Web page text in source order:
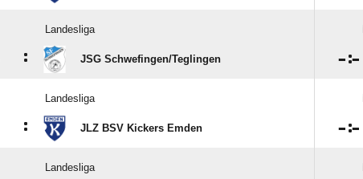
Landesliga
: JSG Schwefingen/​Teglingen :
Landesliga
: JLZ BSV Kickers Emden :
Landesliga